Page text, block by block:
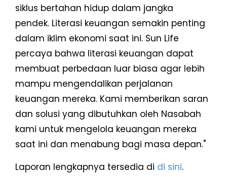
siklus bertahan hidup dalam jangka
pendek. Literasi keuangan semakin penting
dalam iklim ekonomi saat ini. Sun Life
percaya bahwa literasi keuangan dapat
membuat perbedaan luar biasa agar lebih
mampu mengendalikan perjalanan
keuangan mereka. Kami memberikan saran
dan solusi yang dibutuhkan oleh Nasabah
kami untuk mengelola keuangan mereka
saat ini dan menabung bagi masa depan."
Laporan lengkapnya tersedia di di sini.